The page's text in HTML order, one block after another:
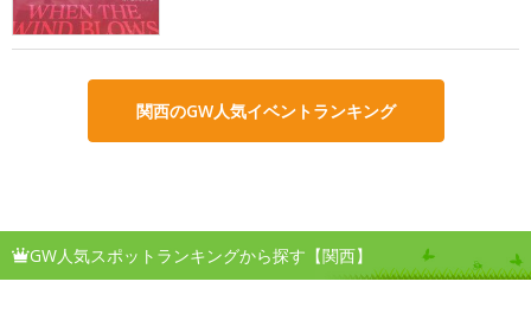
関西のGW人気イベントランキング
GW人気スポットランキングから探す【関西】